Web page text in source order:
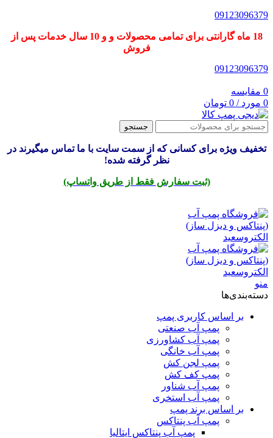
09123096379
18 ماه گارانتی برای تمامی محصولات و و 10 سال خدمات پس از
فروش
09123096379
0 مقایسه
0 مورد /
0 تومان
جستجو
تخفیف ویژه برای کسانی که از سمت سایت با ما تماس میگیرند در
نظر گرفته شده!
(ثبت سفارش فقط از طریق واتساپ)
منو
دسته‌بندی‌ها
بر اساس کاربری پمپ
پمپ آب صنعتی
پمپ آب کشاورزی
پمپ آب خانگی
پمپ لجن کش
پمپ کف کش
پمپ آب شناور
پمپ آب استخری
بر اساس برند پمپ
پمپ آب پنتاکس
پمپ آب پنتاکس ایتالیا